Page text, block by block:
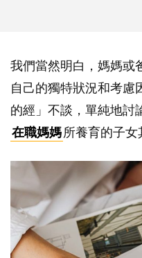
我們當然明白，媽媽或
自己的獨特狀況和考慮
的經」不談，單純地討
在職媽媽 所養育的子女